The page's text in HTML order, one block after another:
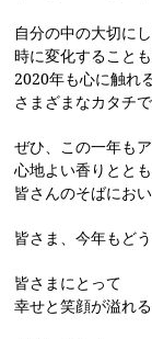
自分の中の大切に
時に変化すること
2020年も心に触れ
さまざまなカタチ
ぜひ、この一年も
心地よい香りとと
皆さんのそばにお
皆さま、今年もど
皆さまにとって
幸せと笑顔が溢れ